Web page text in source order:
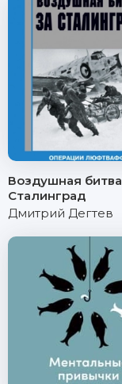
Воздушная
Сталинград
Дмитрий Дегтев